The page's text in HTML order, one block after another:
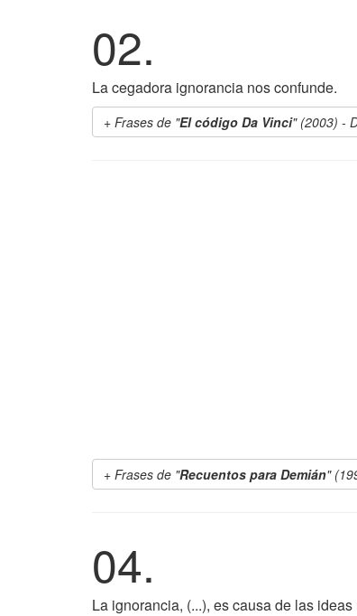
02.
La cegadora ignorancia nos confunde.
Frases de "El código Da Vinci" (2003) -
Frases de "Recuentos para Demián"
04.
La ignorancia, (...), es causa de las